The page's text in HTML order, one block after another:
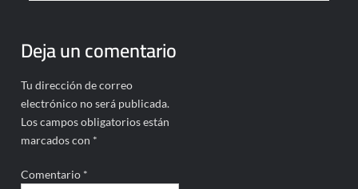
Deja un comentario
Tu dirección de correo
electrónico no será publicada.
Los campos obligatorios están
marcados con *
Comentario *